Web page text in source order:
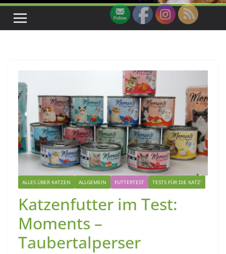
ALLES ÜBER KATZEN ALLGEMEIN FUTTERTEST TESTS FÜR DIE KATZ'
Katzenfutter im Test:
Moments –
Taubertalperser